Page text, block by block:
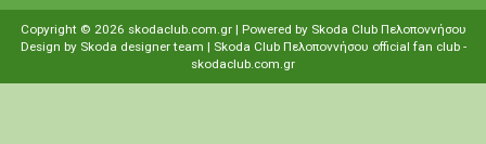
Copyright © 2026 skodaclub.com.gr | Powered by Skoda Club Πελοποννήσου
Design by Skoda designer team | Skoda Club Πελοποννήσου οfficial fan club -
skodaclub.com.gr